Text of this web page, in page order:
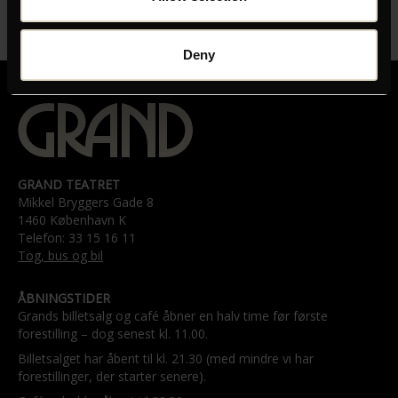
Deny
GRAND TEATRET
Mikkel Bryggers Gade 8
1460 København K
Telefon: 33 15 16 11
Tog, bus og bil
ÅBNINGSTIDER
Grands billetsalg og café åbner en halv time før første
forestilling – dog senest kl. 11.00.
Billetsalget har åbent til kl. 21.30 (med mindre vi har
forestillinger, der starter senere).